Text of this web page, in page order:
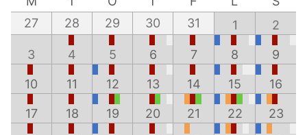
27
28 29 30 31 1 2
3 4 5 6 7 8 9
10 11 12 13 14 15 16
17 18 19 20 21 22 23